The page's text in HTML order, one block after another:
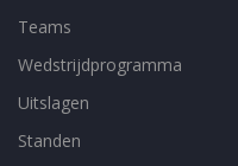
Teams
Wedstrijdprogramma
Uitslagen
Standen